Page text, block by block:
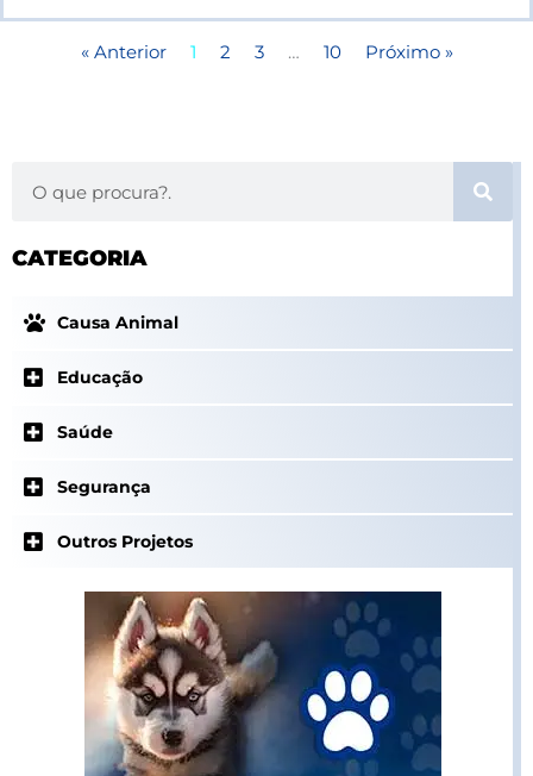
« Anterior 1 2 3 … 10 Próximo »
r
CATEGORIA
Causa Animal
Educação
Saúde
Segurança
Outros Projetos